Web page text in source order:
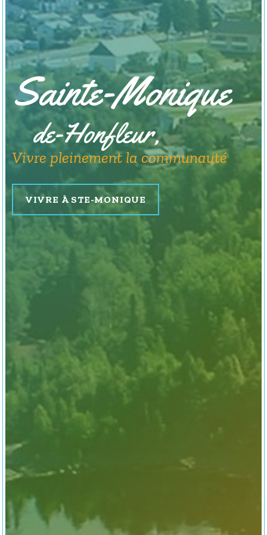
Sainte-Monique
de-Honfleur,
Vivre pleinement la communauté
VIVRE À STE-MONIQUE